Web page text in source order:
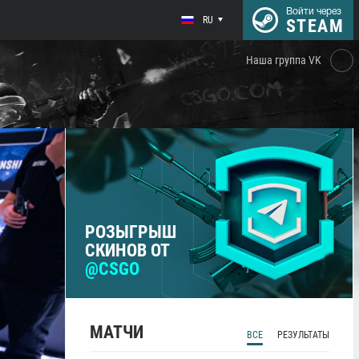
RU
Войти через
STEAM
Наша группа VK
РОЗЫГРЫШ
СКИНОВ ОТ
@CSGO
МАТЧИ ВСЕ РЕЗУЛЬТАТЫ